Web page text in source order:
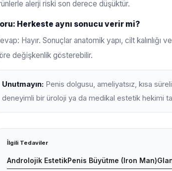
alerji riski son derece düşüktür.
Herkeste aynı sonucu verir mi?
Hayır. Sonuçlar anatomik yapı, cilt kalınlığı
değişkenlik gösterebilir.
Unutmayın: Penis dolgusu, ameliyatsız, kısa
deneyimli bir üroloji ya da medikal estetik hekimi
İlgili Tedaviler
Androlojik EstetikPenis Büyütme (Iron Man)